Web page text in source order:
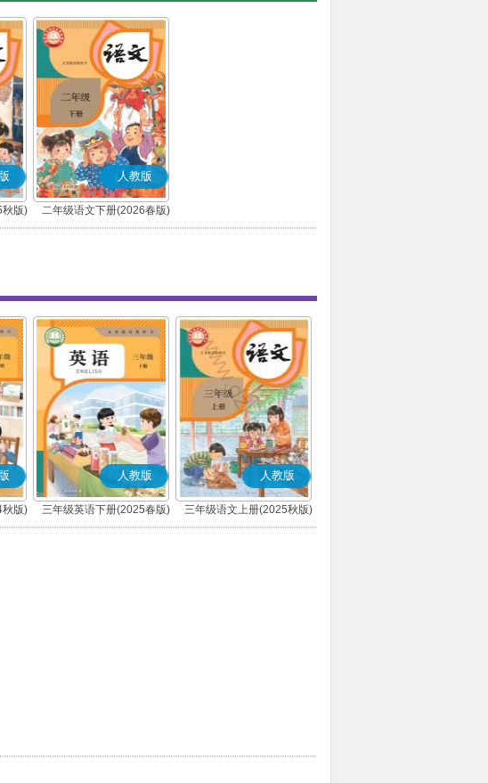
版)
人教版
二年级语文下册(2026春版)
(部编版)
版)
人教版
三年级英语下册(2025春版)
(PEP)
人教版
三年级语文上册(2025秋版)
(部编版)